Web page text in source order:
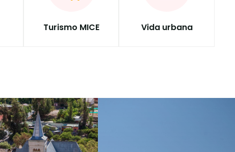
Turismo MICE Vida urbana